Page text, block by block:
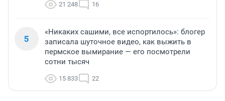
21 248 16
5
«Никаких сашими, все испортилось»: блогер
записала шуточное видео, как выжить в
пермское вымирание — его посмотрели
сотни тысяч
15 833 22